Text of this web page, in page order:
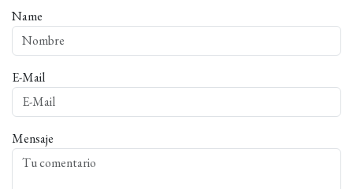
Name
E-Mail
Mensaje